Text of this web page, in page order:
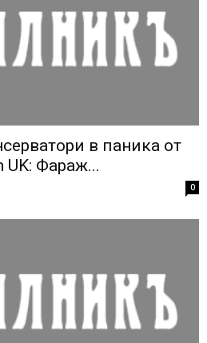
в паника от
UK: Фараж...
0